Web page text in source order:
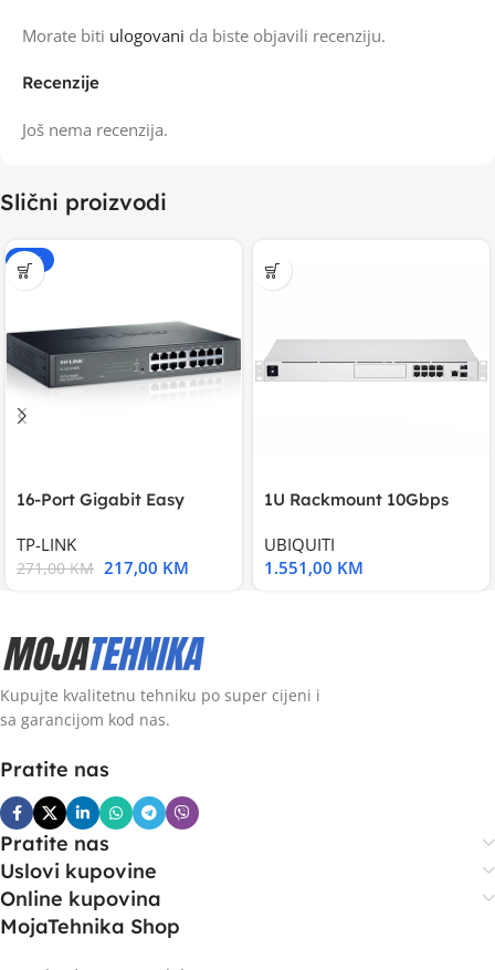
Recenzije
Još nema recenzija.
Morate biti ulogovani da biste objavili recenziju.
Slični proizvodi
-20%
16-Port Gigabit Easy
TP-LINK
271,00KM 217,00 KM
1U Rackmount 10Gbps
UBIQUITI
1.551,00 KM
Kupujte kvalitetnu tehniku po super cijeni i
sa garancijom kod nas.
Pratite nas
Pratite nas
Uslovi kupovine
Online kupovina
MojaTehnika Shop